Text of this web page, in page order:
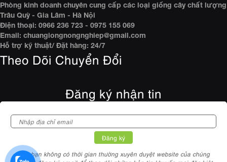
Phòng kinh doanh chuyên cung cấp các loại giống cây chất lượng
Trâu Quỳ - Gia Lâm - Hà Nội
Điện thoại: 0966 236 723 - 0975 155 069
Email: chuangiongnongnghiep@gmail.com
Hỗ trợ kỹ thuật/ Đặt hàng: 24/7
Theo Dõi Chuyển Đổi
Đăng ký nhận tin
Nếu bạn không có thời gian thường xuyên duyệt website của chúng